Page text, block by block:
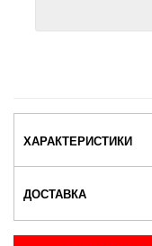
ХАРАКТЕРИСТИКИ
ДОСТАВКА